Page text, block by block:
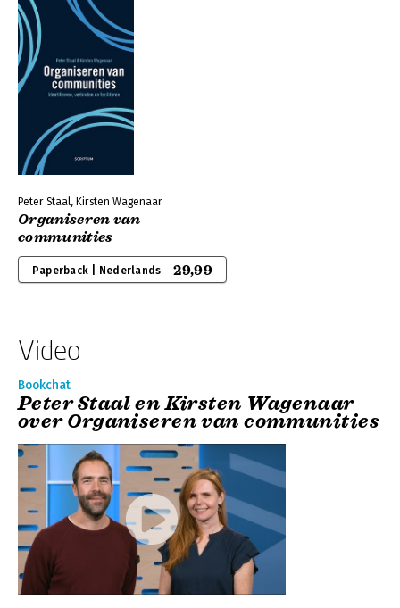
Peter Staal, Kirsten Wagenaar
Organiseren van
communities
Paperback | Nederlands 29,99
Video
Bookchat
Peter Staal en Kirsten Wagenaar
over Organiseren van communities